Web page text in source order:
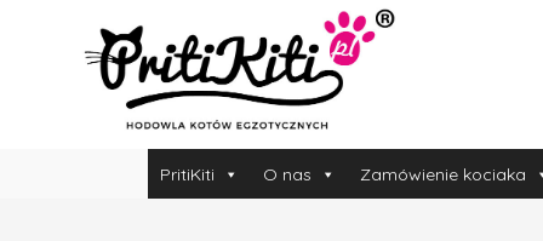
PritiKiti O nas Zamówienie kociaka